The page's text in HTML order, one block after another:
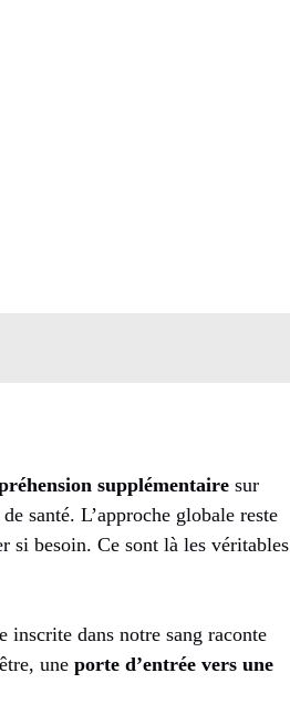
supplémentaire sur
santé. L’approche globale reste
si besoin. Ce sont là les véritables
inscrite dans notre sang raconte
une porte d’entrée vers une